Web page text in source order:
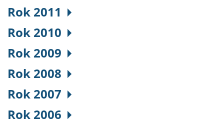
Rok 2011
Rok 2010
Rok 2009
Rok 2008
Rok 2007
Rok 2006